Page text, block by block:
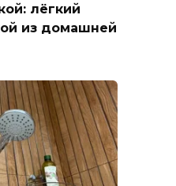
лёгкий
из домашней